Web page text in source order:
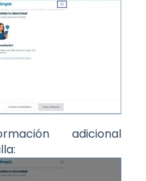
adicional